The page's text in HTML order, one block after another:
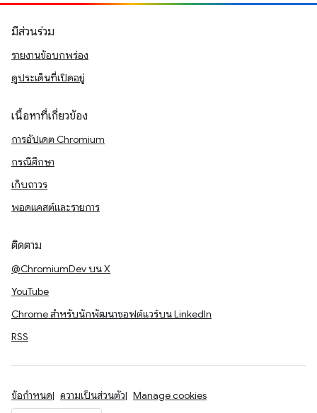
มีส่วนร่วม
รายงานข้อบกพร่อง
ดูประเด็นที่เปิดอยู่
เนื้อหาที่เกี่ยวข้อง
การอัปเดต Chromium
กรณีศึกษา
เก็บถาวร
พอดแคสต์และรายการ
ติดตาม
@ChromiumDev บน X
YouTube
Chrome สำหรับนักพัฒนาซอฟต์แวร์บน LinkedIn
RSS
ข้อกำหนด ความเป็นส่วนตัว Manage cookies